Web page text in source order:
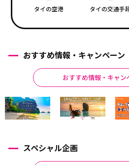
タイの空港 タイの交通手
おすすめ情報・キャンペーン
おすすめ情報・キャン
スペシャル企画